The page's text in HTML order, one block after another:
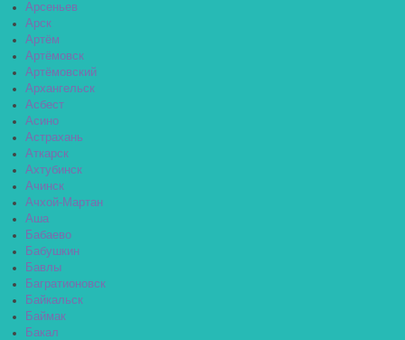
Арсеньев
Арск
Артём
Артёмовск
Артёмовский
Архангельск
Асбест
Асино
Астрахань
Аткарск
Ахтубинск
Ачинск
Ачхой-Мартан
Аша
Бабаево
Бабушкин
Бавлы
Багратионовск
Байкальск
Баймак
Бакал